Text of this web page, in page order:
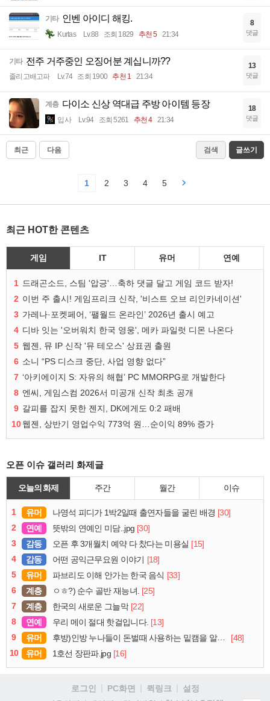
기타 인벤 아이디 해킹.
Kurtas Lv.88 조회 1829 추천 5 21:34
8
댓글
기타 전주 거주중인 오징어분 계십니까??
졸리고배고파 Lv.74 조회 1900 추천 1 21:34
13
댓글
계층 다이소 신상 역대급 주방 아이템 등장
입사 Lv.94 조회 5261 추천 4 21:34
18
댓글
최근 다음 검색 글쓰기
1 2 3 4 5
최근 HOT한 콘텐츠
게임 IT 유머 연예
1 드래곤소드, 스팀 '압긍'…축하 댓글 달고 게임 코드 받자!
2 이번 주 출시! 게임프리크 신작, '비스트 오브 리인카네이션'
3 가레나·포켓페어, ‘팰월드 온라인’ 2026년 출시 예고
4 디바 잇는 '오버워치 한국 영웅', 메카 파일럿 디몬 나온다
5 웹젠, 뮤 IP 신작 '뮤 테오스' 상표권 출원
6 소니 “PS 디스크 중단, 사업 영향 없다”
7 ‘아키에이지 S: 자유의 해협’ PC MMORPG로 개발한다
8 엔씨, 게임스컴 2026서 미공개 신작 최초 공개
9 갈피를 잡지 못한 젠지, DK에게도 0:2 패배
10웹젠, 상반기 영업수익 773억 원…순이익 89% 증가
오픈 이슈 갤러리 화제글
오늘의 화제 주간 월간 이슈
1 유머 나영석 피디가 1박2일때 출연자들을 굴린 배경 [30]
2
연예 뜻밖의 연예인 미담..jpg [30]
3
감동 오픈 후 3개월치 예약 다 찼다는 미용실 [15]
4
감동 어떤 공익근무요원 이야기 [18]
5
유머 파브리도 이해 안가는 한국 음식 [33]
6
계층 ㅇㅎ?) 순수 골반 재능녀. [25]
7
계층 한국의 새로운 그늘막 [22]
8
연예 우리 메이 절대 핫걸입니다. [13]
9
유머 후방)인방 누나들이 돈벌때 사용하는 밑캠을 알아보자
[48]
10
유머 1호선 장판파.jpg [16]
로그인 PC화면 퀵링크
설정